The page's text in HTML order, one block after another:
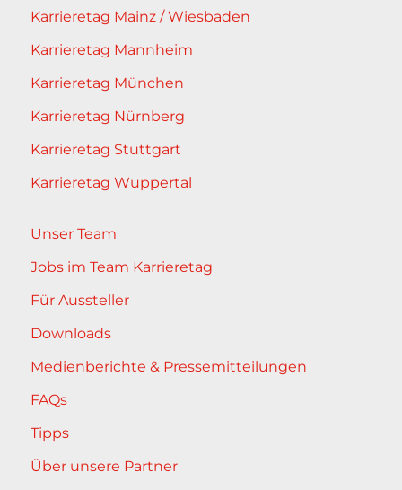
Karrieretag Mainz / Wiesbaden
Karrieretag Mannheim
Karrieretag München
Karrieretag Nürnberg
Karrieretag Stuttgart
Karrieretag Wuppertal
Unser Team
Jobs im Team Karrieretag
Für Aussteller
Downloads
Medienberichte & Pressemitteilungen
FAQs
Tipps
Über unsere Partner